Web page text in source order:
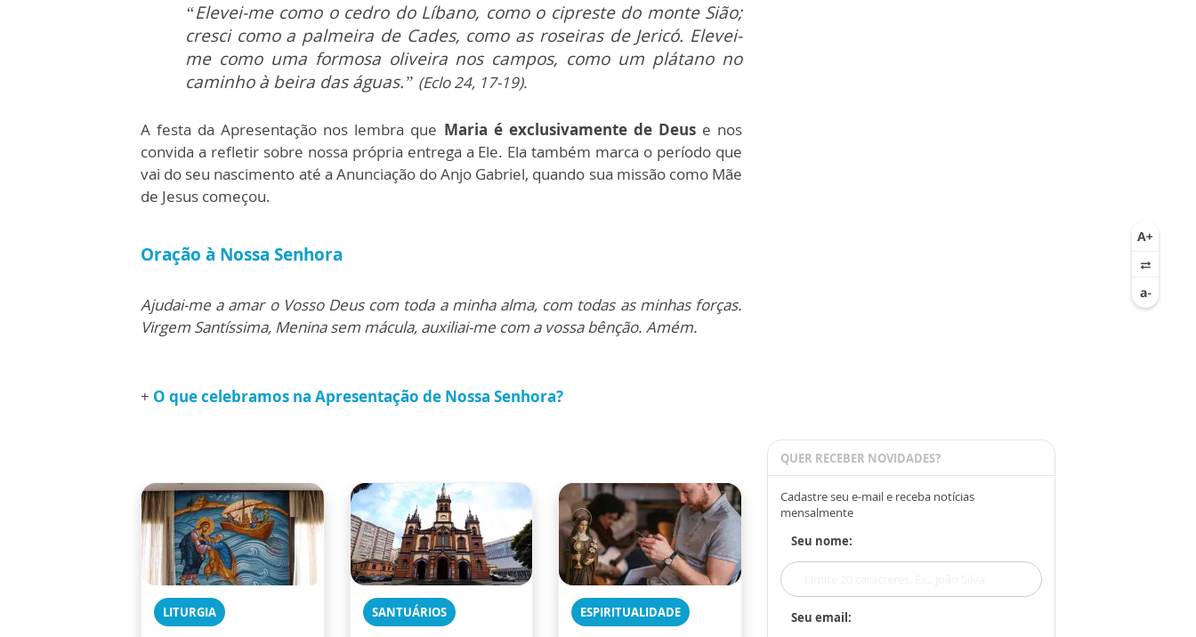
“Elevei-me como o cedro do Líbano, como o cipreste do monte Sião;
cresci como a palmeira de Cades, como as roseiras de Jericó. Elevei-
me como uma formosa oliveira nos campos, como um plátano no
caminho à beira das águas.” (Eclo 24, 17-19).
A festa da Apresentação nos lembra que Maria é exclusivamente de Deuse nos
convida a refletir sobre nossa própria entrega a Ele. Ela também marca o período que
vai do seu nascimento até a Anunciação do Anjo Gabriel, quando sua missão como Mãe
de Jesus começou.
Oração à Nossa Senhora
Ajudai-me a amar o Vosso Deus com toda a minha alma, com todas as minhas forças.
Virgem Santíssima, Menina sem mácula, auxiliai-me com a vossa bênção. Amém.
+ O que celebramos na Apresentação de Nossa Senhora?
LITURGIA SANTUÁRIOS ESPIRITUALIDADE
QUER RECEBER NOVIDADES?
Cadastre seu e-mail e receba notícias
mensalmente
Seu nome:
Seu email: